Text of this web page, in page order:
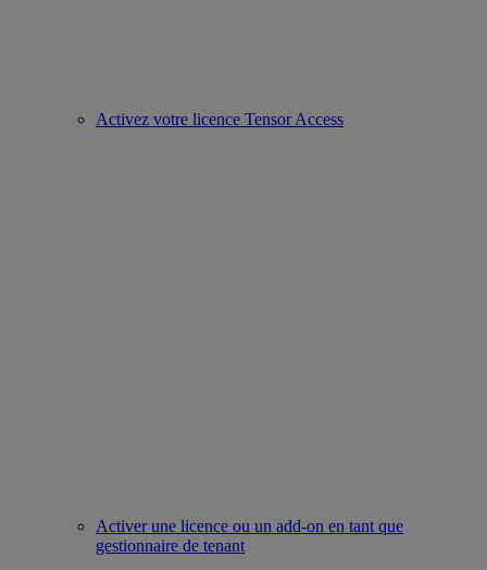
Activez votre licence Tensor Access
Activer une licence ou un add-on en tant que
gestionnaire de tenant